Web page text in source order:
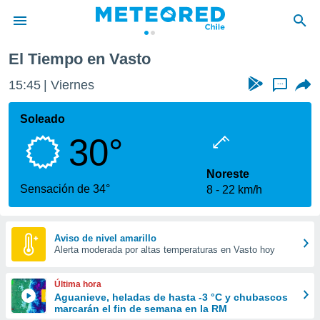
de
por
que se
calidad.
a este
las
y
forma
digital
basada
El Tiempo en Vasto
15:45 Viernes ...
Soleado
30°
Sensación de 34°
Noreste
8
22 km/h
Aviso de nivel amarillo
Alerta moderada por altas temperaturas en Vasto hoy
Última hora
Aguanieve, heladas de hasta -3 °C y chubascos
marcarán el fin de semana en la RM